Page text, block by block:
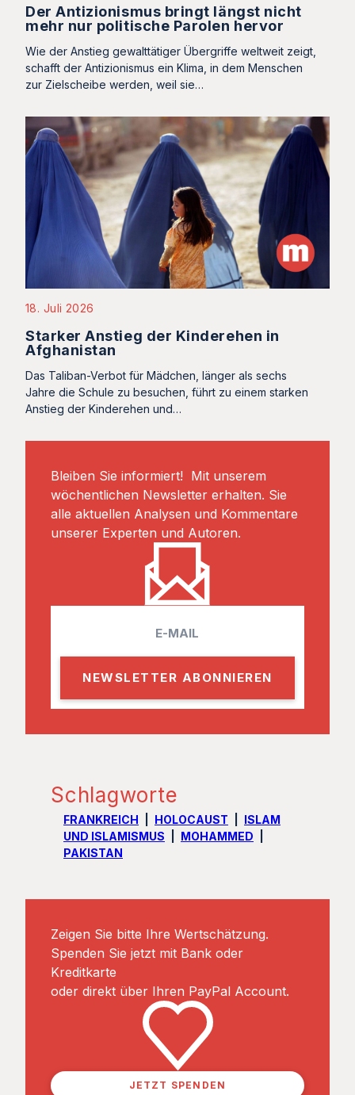
Der Antizionismus bringt längst nicht
mehr nur politische Parolen hervor
Wie der Anstieg gewalttätiger Übergriffe weltweit zeigt,
schafft der Antizionismus ein Klima, in dem Menschen
zur Zielscheibe werden, weil sie…
18. Juli 2026
Starker Anstieg der Kinderehen in
Afghanistan
Das Taliban-Verbot für Mädchen, länger als sechs
Jahre die Schule zu besuchen, führt zu einem starken
Anstieg der Kinderehen und…
Bleiben Sie informiert! Mit unserem
wöchentlichen Newsletter erhalten. Sie
alle aktuellen Analysen und Kommentare
unserer Experten und Autoren.
a
l
Schlagworte
FRANKREICH HOLOCAUST
ISLAM
UND ISLAMISMUS
MOHAMMED
PAKISTAN
Zeigen Sie bitte Ihre Wertschätzung.
Spenden Sie jetzt mit Bank oder
Kreditkarte
oder direkt über Ihren PayPal Account.
JETZT SPENDEN